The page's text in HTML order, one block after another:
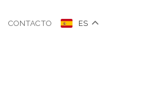
CONTACTO ES